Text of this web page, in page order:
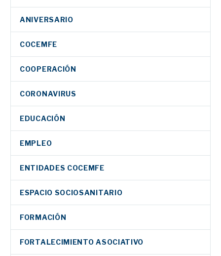
ANIVERSARIO
COCEMFE
COOPERACIÓN
CORONAVIRUS
EDUCACIÓN
EMPLEO
ENTIDADES COCEMFE
ESPACIO SOCIOSANITARIO
FORMACIÓN
FORTALECIMIENTO ASOCIATIVO